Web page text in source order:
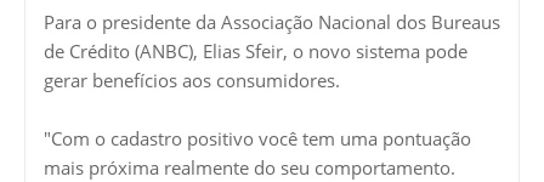
Para o presidente da Associação Nacional dos Bureaus
de Crédito (ANBC), Elias Sfeir, o novo sistema pode
gerar benefícios aos consumidores.
"Com o cadastro positivo você tem uma pontuação
mais próxima realmente do seu comportamento.